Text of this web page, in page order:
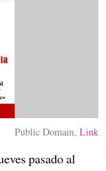
Public Domain,Link
pasado al